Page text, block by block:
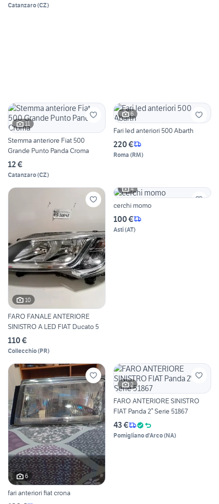
Catanzaro(CZ)
11
Stemma anteriore Fiat 500
Grande Punto Panda Croma
12 €
Catanzaro(CZ)
6
Fari led anteriori 500 Abarth
220 €
Roma (RM)
10
FARO FANALE ANTERIORE
SINISTRO A LED FIAT Ducato 5
110 €
Collecchio(PR)
4
cerchi momo
100 €
Asti(AT)
6
fari anteriori fiat crona
2
FARO ANTERIORE SINISTRO
FIAT Panda 2° Serie 51867
43 €
Pomigliano d'Arco(NA)